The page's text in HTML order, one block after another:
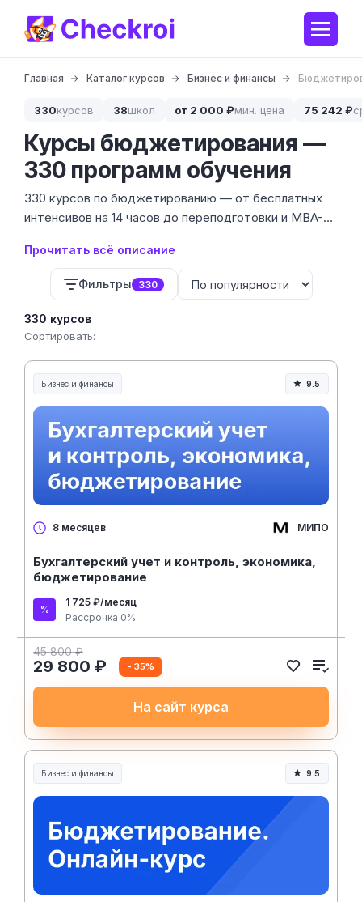
Главная Каталог курсов Бизнес и финансы
330курсов 38школ от 2 000 ₽мин. цена 75 242 ₽
Курсы бюджетирования —
330 программ обучения
330 курсов по бюджетированию — от бесплатных
интенсивов на 14 часов до переподготовки и MBA-
39 школ, включая курсы по управленческому учёту,
финансовому моделированию, BDR/BDDS и работе в
1С:ERP», « 1С:Управление холдингом» и Optimacros.
Прочитать всё описание
Фильтры 330
330 курсов
Сортировать:
Бизнес и финансы 9.5
8 месяцев МИПО
Бухгалтерский учет и контроль, экономика,
бюджетирование
1 725 ₽/месяц
Рассрочка 0%
45 800 ₽
29 800 ₽ - 35%
На сайт курса
Бизнес и финансы 9.5